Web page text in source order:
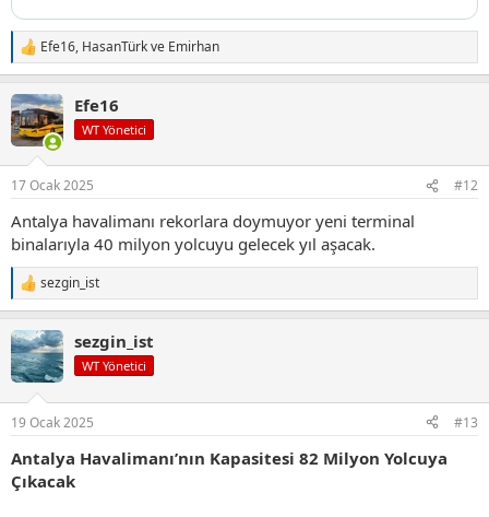
T
e
k
i
l
:
Efe16, HasanTürkve Emirhan
Efe16
WT Yönetici
17 Ocak 2025 #12
Antalya havalimanı rekorlara doymuyor yeni terminal
binalarıyla 40 milyon yolcuyu gelecek yıl aşacak.
T
e
k
i
l
:
sezgin_ist
sezgin_ist
WT Yönetici
19 Ocak 2025 #13
Antalya Havalimanı’nın Kapasitesi 82 Milyon Yolcuya
Çıkacak